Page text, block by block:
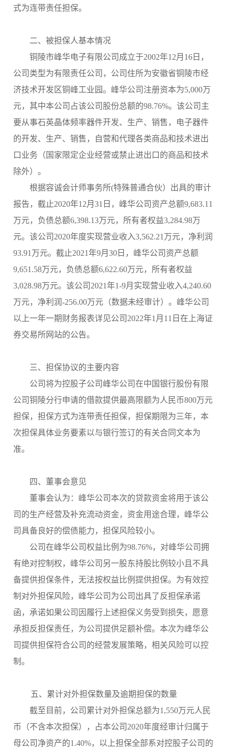
式为连带责任担保。
二、被担保人基本情况
铜陵市峰华电子有限公司成立于2002年12月16日，
公司类型为有限责任公司，公司住所为安徽省铜陵市经
济技术开发区铜峰工业园。峰华公司注册资本为5,000万
元，其中本公司占该公司股份总额的98.76%。该公司主
要从事石英晶体频率器件开发、生产、销售，电子器件
的开发、生产、销售，自营和代理各类商品和技术进出
口业务（国家限定企业经营或禁止进出口的商品和技术
除外）。
根据容诚会计师事务所(特殊普通合伙）出具的审计
报告，截止2020年12月31日，峰华公司资产总额9,683.11
万元，负债总额6,398.13万元，所有者权益3,284.98万
元。该公司2020年度实现营业收入3,562.21万元，净利润
93.91万元。截止2021年9月30日，峰华公司资产总额
9,651.58万元，负债总额6,622.60万元，所有者权益
3,028.98万元。该公司2021年1-9月实现营业收入4,240.60
万元，净利润-256.00万元（数据未经审计）。峰华公司
以上一年一期财务报表详见公司 2022年1月11日在上海证
券交易所网站的公告。
三、担保协议的主要内容
公司将为控股子公司峰华公司在中国银行股份有限
公司铜陵分行申请的借款提供最高限额为人民币800万元
担保，担保方式为连带责任担保，担保期限为三年，本
次担保具体业务要素以与银行签订的有关合同文本为
准。
四、董事会意见
董事会认为：峰华公司本次的贷款资金将用于该公
司的生产经营及补充流动资金，资金用途合理，峰华公
司具备良好的偿债能力，担保风险较小。
公司在峰华公司权益比例为98.76%，对峰华公司拥
有绝对控制权，峰华公司另一股东持股比例较小且不具
备提供担保条件，无法按权益比例提供担保。为有效控
制对外担保风险，峰华公司为公司出具了反担保承诺
函，承诺如果公司因履行上述担保义务受到损失，愿意
承担反担保责任，为公司提供足额补偿。本次为峰华公
司提供担保符合公司的经营发展策略，相关风险可以控
制。
五、 累计对外担保数量及逾期担保的数量
截至目前，公司累计对外担保总额为1,550万元人民
币（不含本次担保），占本公司2020年度经审计归属于
母公司净资产的1.40%，以上担保全部系对控股子公司的